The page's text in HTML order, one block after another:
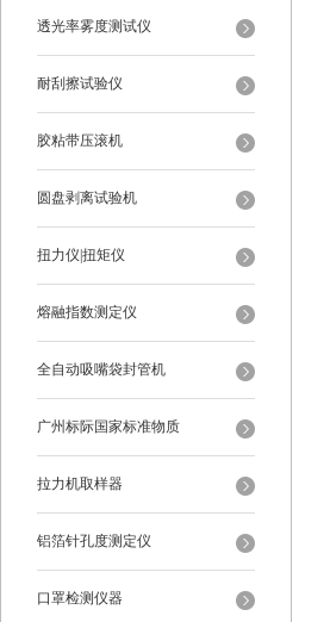
透光率雾度测试仪
耐刮擦试验仪
胶粘带压滚机
圆盘剥离试验机
扭力仪|扭矩仪
熔融指数测定仪
全自动吸嘴袋封管机
广州标际国家标准物质
拉力机取样器
铝箔针孔度测定仪
口罩检测仪器